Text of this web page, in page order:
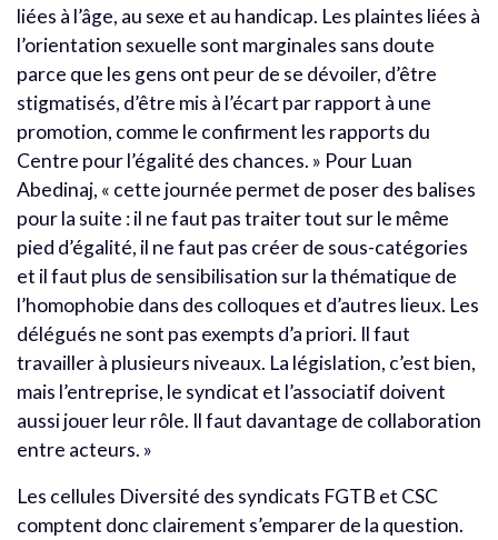
liées à l’âge, au sexe et au handicap. Les plaintes liées à
l’orientation sexuelle sont marginales sans doute
parce que les gens ont peur de se dévoiler, d’être
stigmatisés, d’être mis à l’écart par rapport à une
promotion, comme le confirment les rapports du
Centre pour l’égalité des chances. » Pour Luan
Abedinaj, « cette journée permet de poser des balises
pour la suite : il ne faut pas traiter tout sur le même
pied d’égalité, il ne faut pas créer de sous-catégories
et il faut plus de sensibilisation sur la thématique de
l’homophobie dans des colloques et d’autres lieux. Les
délégués ne sont pas exempts d’a priori. Il faut
travailler à plusieurs niveaux. La législation, c’est bien,
mais l’entreprise, le syndicat et l’associatif doivent
aussi jouer leur rôle. Il faut davantage de collaboration
entre acteurs. »
Les cellules Diversité des syndicats FGTB et CSC
comptent donc clairement s’emparer de la question.